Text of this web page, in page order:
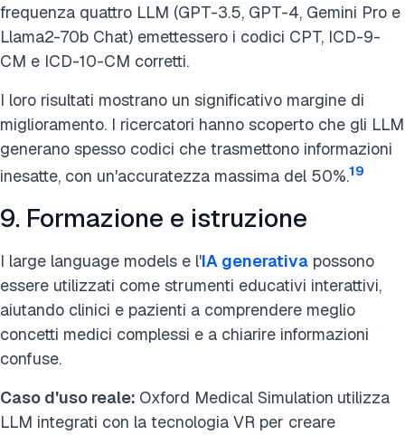
frequenza quattro LLM (GPT-3.5, GPT-4, Gemini Pro e
Llama2-70b Chat) emettessero i codici CPT, ICD-9-
CM e ICD-10-CM corretti.
I loro risultati mostrano un significativo margine di
miglioramento. I ricercatori hanno scoperto che gli LLM
generano spesso codici che trasmettono informazioni
inesatte, con un'accuratezza massima del 50%.19
9. Formazione e istruzione
I large language models e l'IA generativa possono
essere utilizzati come strumenti educativi interattivi,
aiutando clinici e pazienti a comprendere meglio
concetti medici complessi e a chiarire informazioni
confuse.
Caso d'uso reale: Oxford Medical Simulation utilizza
LLM integrati con la tecnologia VR per creare